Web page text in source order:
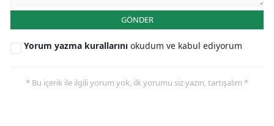
GÖNDER
Yorum yazma kurallarını okudum ve kabul ediyorum
* Bu içerik ile ilgili yorum yok, ilk yorumu siz yazın, tartışalım *